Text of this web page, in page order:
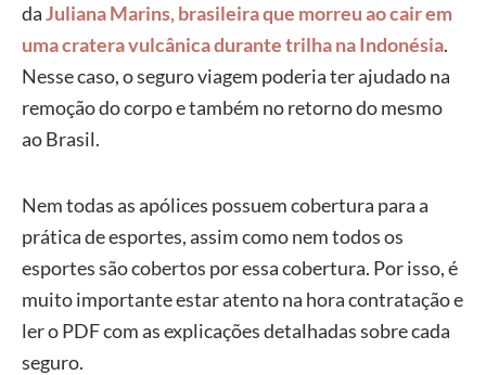
daJuliana Marins, brasileira que morreu ao cair em
uma cratera vulcânica durante trilha na Indonésia.
Nesse caso, o seguro viagem poderia ter ajudado na
remoção do corpo e também no retorno do mesmo
ao Brasil.
Nem todas as apólices possuem cobertura para a
prática de esportes, assim como nem todos os
esportes são cobertos por essa cobertura. Por isso, é
muito importante estar atento na hora contratação e
ler o PDF com as explicações detalhadas sobre cada
seguro.